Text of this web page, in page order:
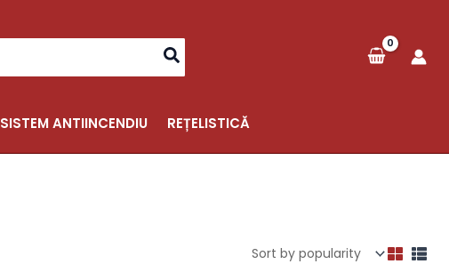
SISTEM ANTIINCENDIU
REȚELISTICĂ